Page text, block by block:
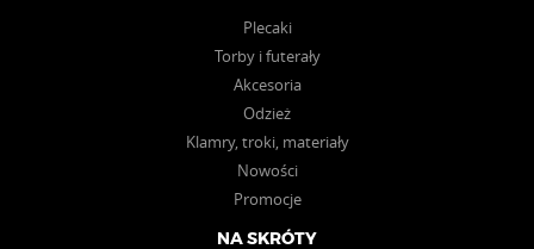
Brunnlettberg 26,
Schmidmühlen
tel. 09474-9523253
www.camostore.de
An der Laugna 1, Adelsried
tel. +49 08294 5114 671
Plecaki
Torby i futerały
Akcesoria
Odzież
Klamry, troki, materiały
Nowości
Promocje
NA SKRÓTY